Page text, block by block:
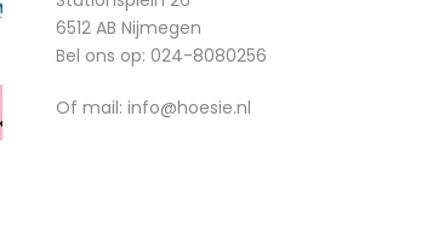
6512 AB Nijmegen
Bel ons op: 024-8080256
Of mail: info@hoesie.nl